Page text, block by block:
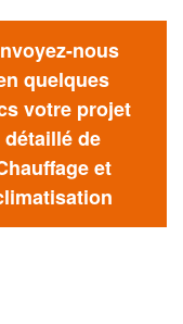
nous
quelques
votre projet
détaillé de
et